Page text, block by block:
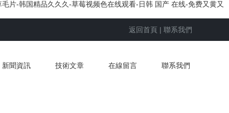
片-韩国精品久久久-草莓视频色在线观看-日韩 国产 在线-免费又黄又
返回首頁 | 聯系我們
新聞資訊 技術文章 在線留言 聯系我們